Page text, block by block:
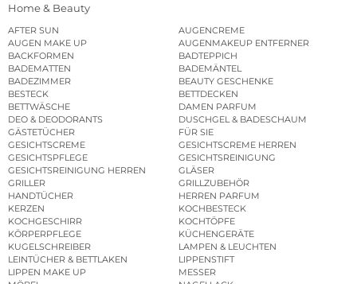
Home & Beauty
AFTER SUN
AUGENCREME
AUGEN MAKE UP
AUGENMAKEUP ENTFERNER
BACKFORMEN
BADTEPPICH
BADEMATTEN
BADEMÄNTEL
BADEZIMMER
BEAUTY GESCHENKE
BESTECK
BETTDECKEN
BETTWÄSCHE
DAMEN PARFUM
DEO & DEODORANTS
DUSCHGEL & BADESCHAUM
GÄSTETÜCHER
FÜR SIE
GESICHTSCREME
GESICHTSCREME HERREN
GESICHTSPFLEGE
GESICHTSREINIGUNG
GESICHTSREINIGUNG HERREN
GLÄSER
GRILLER
GRILLZUBEHÖR
HANDTÜCHER
HERREN PARFUM
KERZEN
KOCHBESTECK
KOCHGESCHIRR
KOCHTÖPFE
KÖRPERPFLEGE
KÜCHENGERÄTE
KUGELSCHREIBER
LAMPEN & LEUCHTEN
LEINTÜCHER & BETTLAKEN
LIPPENSTIFT
LIPPEN MAKE UP
MESSER